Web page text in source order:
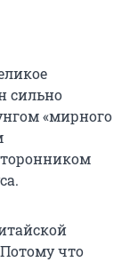
сильно
«мирного
что